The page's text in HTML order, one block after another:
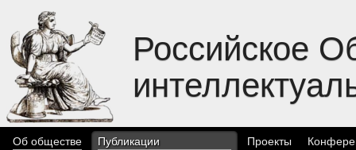
Российское
Об обществе Публикации Проекты